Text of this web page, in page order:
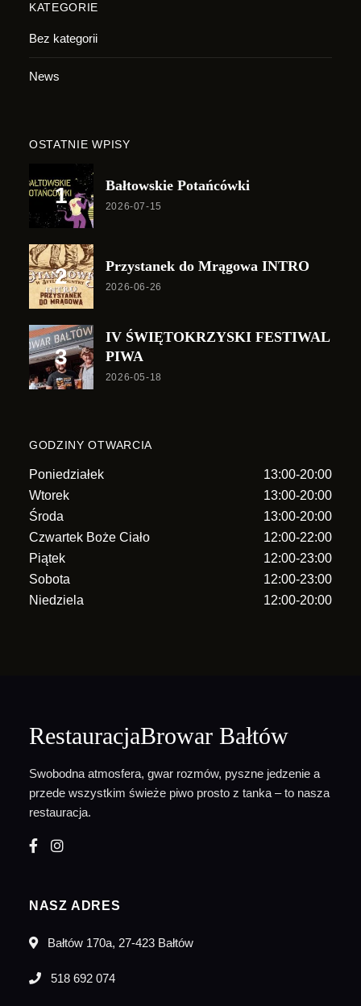
KATEGORIE
Bez kategorii
News
OSTATNIE WPISY
Bałtowskie Potańcówki
2026-07-15
Przystanek do Mrągowa INTRO
2026-06-26
IV ŚWIĘTOKRZYSKI FESTIWAL
PIWA
2026-05-18
GODZINY OTWARCIA
Poniedziałek
13:00-20:00
Wtorek
13:00-20:00
Środa
13:00-20:00
Czwartek Boże Ciało
12:00-22:00
Piątek
12:00-23:00
Sobota
12:00-23:00
Niedziela
12:00-20:00
RestauracjaBrowar Bałtów
Swobodna atmosfera, gwar rozmów, pyszne jedzenie a
przede wszystkim świeże piwo prosto z tanka – to nasza
restauracja.
NASZ ADRES
Bałtów 170a, 27-423 Bałtów
518 692 074